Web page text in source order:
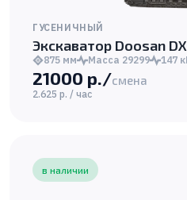
ГУСЕНИЧНЫЙ
Экскаватор Doosan
875 мм Масса 29299 147
21000 р./смена
2.625 р. / час
в наличии